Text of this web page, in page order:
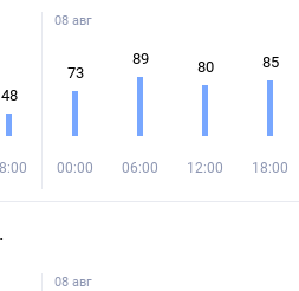
48
08 авг
73
00:00
89
06:00
80
12:00
85
18:00
08 авг